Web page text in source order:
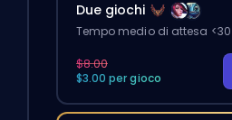
Due giochi
Tempo medio di attesa
$8.00
$3.00 per gioco